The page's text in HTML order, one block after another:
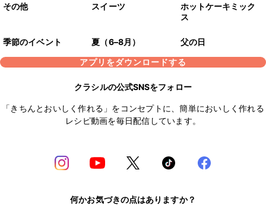
その他 スイーツ
ホットケーキミック
ス
季節のイベント 夏（6–8月）
父の日
アプリをダウンロードする
クラシルの公式SNSをフォロー
「きちんとおいしく作れる」をコンセプトに、簡単においしく作れる
レシピ動画を毎日配信しています。
何かお気づきの点はありますか？